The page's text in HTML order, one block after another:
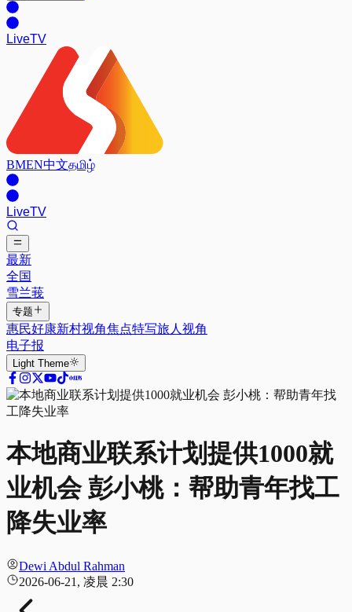
LiveTV
BMEN中文தமிழ்
LiveTV
最新
全国
雪兰莪
专题
惠民好康新村视角焦点特写旅人视角
电子报
Light Theme
本地商业联系计划提供1000就
业机会 彭小桃：帮助青年找工
降失业率
Dewi Abdul Rahman
2026-06-21, 凌晨 2:30